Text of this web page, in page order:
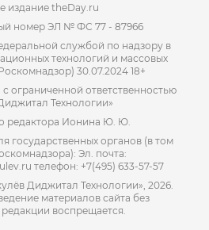
издание theDay.ru
номер ЭЛ № ФС 77 - 87966
службой по надзору в
технологий и массовых
30.07.2024 18+
ограниченной ответственностью
Технологии»
редактора Ионина Ю. Ю.
государственных органов (в том
Эл. почта:
телефон: +7(495) 633-57-57
Диджитал Технологии», 2026.
материалов сайта без
воспрещается.